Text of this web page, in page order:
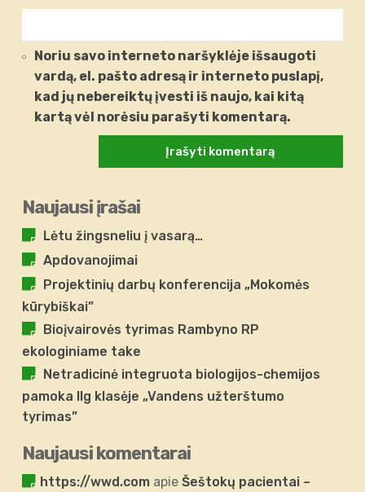
Noriu savo interneto naršyklėje išsaugoti
vardą, el. pašto adresą ir interneto puslapį,
kad jų nebereiktų įvesti iš naujo, kai kitą
kartą vėl norėsiu parašyti komentarą.
Naujausi įrašai
Lėtu žingsneliu į vasarą…
Apdovanojimai
Projektinių darbų konferencija „Mokomės
kūrybiškai”
Bioįvairovės tyrimas Rambyno RP
ekologiniame take
Netradicinė integruota biologijos-chemijos
pamoka IIg klasėje „Vandens užterštumo
tyrimas”
Naujausi komentarai
https://wwd.com apieŠeštokų pacientai –